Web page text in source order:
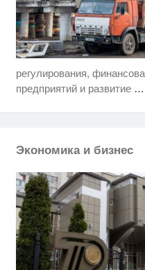
регулирования,
предприятий и развитие …
Экономика и бизнес
Скрытая
Крыма: Что
когда их не
Ролик длится
Ролик длится